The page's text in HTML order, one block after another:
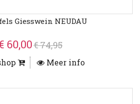
Giesswein NEUDAU
60,00€ 74,95
Meer info